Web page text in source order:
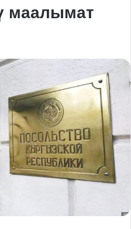
маалымат